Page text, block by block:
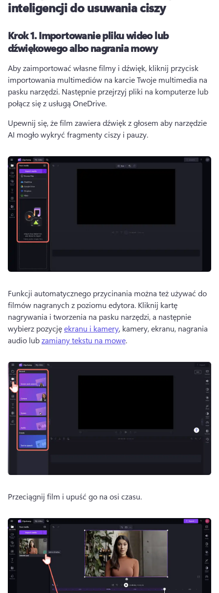
inteligencji do usuwania ciszy
Krok 1.Importowanie pliku wideo lub
dźwiękowego albo nagrania mowy
Aby zaimportować własne filmy i dźwięk, kliknij przycisk
importowania multimediów na karcie Twoje multimedia na
pasku narzędzi. Następnie przejrzyj pliki na komputerze lub
połącz się z usługą OneDrive.
Upewnij się, że film zawiera dźwięk z głosem aby narzędzie
AI mogło wykryć fragmenty ciszy i pauzy.
Funkcji automatycznego przycinania można też używać do
filmów nagranych z poziomu edytora. Kliknij kartę
nagrywania i tworzenia na pasku narzędzi, a następnie
wybierz pozycję ekranu i kamery, kamery, ekranu, nagrania
audio lub zamiany tekstu na mowę.
Przeciągnij film i upuść go na osi czasu.